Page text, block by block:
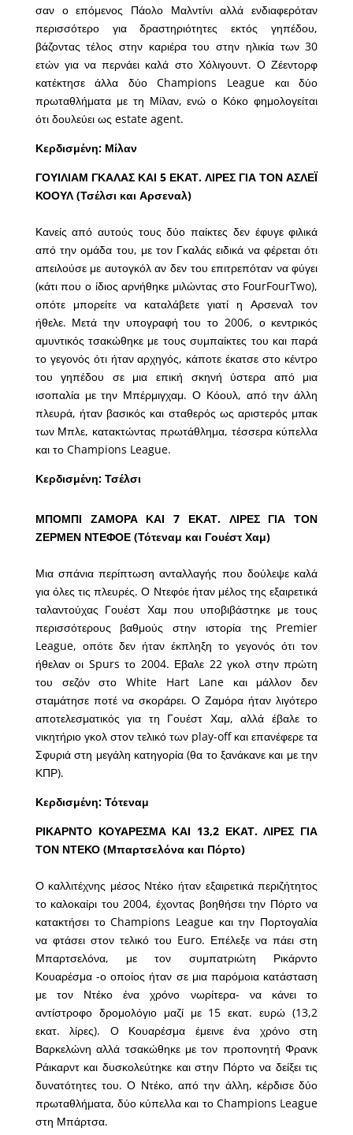
σαν ο επόμενος Πάολο Μαλντίνι αλλά ενδιαφερόταν
περισσότερο για δραστηριότητες εκτός γηπέδου,
βάζοντας τέλος στην καριέρα του στην ηλικία των 30
ετών για να περνάει καλά στο Χόλιγουντ. Ο Ζέεντορφ
κατέκτησε άλλα δύο Champions League και δύο
πρωταθλήματα με τη Μίλαν, ενώ ο Κόκο φημολογείται
ότι δουλεύει ως estate agent.
Κερδισμένη: Μίλαν
ΓΟΥΙΛΙΑΜ ΓΚΑΛΑΣ ΚΑΙ 5 ΕΚΑΤ. ΛΙΡΕΣ ΓΙΑ ΤΟΝ ΑΣΛΕΪ
ΚΟΟΥΛ (Τσέλσι και Αρσεναλ)
Κανείς από αυτούς τους δύο παίκτες δεν έφυγε φιλικά
από την ομάδα του, με τον Γκαλάς ειδικά να φέρεται ότι
απειλούσε με αυτογκόλ αν δεν του επιτρεπόταν να φύγει
(κάτι που ο ίδιος αρνήθηκε μιλώντας στο FourFourTwo),
οπότε μπορείτε να καταλάβετε γιατί η Αρσεναλ τον
ήθελε. Μετά την υπογραφή του το 2006, ο κεντρικός
αμυντικός τσακώθηκε με τους συμπαίκτες του και παρά
το γεγονός ότι ήταν αρχηγός, κάποτε έκατσε στο κέντρο
του γηπέδου σε μια επική σκηνή ύστερα από μια
ισοπαλία με την Μπέρμιγχαμ. Ο Κόουλ, από την άλλη
πλευρά, ήταν βασικός και σταθερός ως αριστερός μπακ
των Μπλε, κατακτώντας πρωτάθλημα, τέσσερα κύπελλα
και το Champions League.
Κερδισμένη: Τσέλσι
ΜΠΟΜΠΙ ΖΑΜΟΡΑ ΚΑΙ 7 ΕΚΑΤ. ΛΙΡΕΣ ΓΙΑ ΤΟΝ
ΖΕΡΜΕΝ ΝΤΕΦΟΕ (Τότεναμ και Γουέστ Χαμ)
Μια σπάνια περίπτωση ανταλλαγής που δούλεψε καλά
για όλες τις πλευρές. Ο Ντεφόε ήταν μέλος της εξαιρετικά
ταλαντούχας Γουέστ Χαμ που υποβιβάστηκε με τους
περισσότερους βαθμούς στην ιστορία της Premier
League, οπότε δεν ήταν έκπληξη το γεγονός ότι τον
ήθελαν οι Spurs το 2004. Εβαλε 22 γκολ στην πρώτη
του σεζόν στο White Hart Lane και μάλλον δεν
σταμάτησε ποτέ να σκοράρει. Ο Ζαμόρα ήταν λιγότερο
αποτελεσματικός για τη Γουέστ Χαμ, αλλά έβαλε το
νικητήριο γκολ στον τελικό των play-off και επανέφερε τα
Σφυριά στη μεγάλη κατηγορία (θα το ξανάκανε και με την
ΚΠΡ).
Κερδισμένη: Τότεναμ
ΡΙΚΑΡΝΤΟ ΚΟΥΑΡΕΣΜΑ ΚΑΙ 13,2 ΕΚΑΤ. ΛΙΡΕΣ ΓΙΑ
ΤΟΝ ΝΤΕΚΟ (Μπαρτσελόνα και Πόρτο)
Ο καλλιτέχνης μέσος Ντέκο ήταν εξαιρετικά περιζήτητος
το καλοκαίρι του 2004, έχοντας βοηθήσει την Πόρτο να
κατακτήσει το Champions League και την Πορτογαλία
να φτάσει στον τελικό του Euro. Επέλεξε να πάει στη
Μπαρτσελόνα, με τον συμπατριώτη Ρικάρντο
Κουαρέσμα -ο οποίος ήταν σε μια παρόμοια κατάσταση
με τον Ντέκο ένα χρόνο νωρίτερα- να κάνει το
αντίστροφο δρομολόγιο μαζί με 15 εκατ. ευρώ (13,2
εκατ. λίρες). Ο Κουαρέσμα έμεινε ένα χρόνο στη
Βαρκελώνη αλλά τσακώθηκε με τον προπονητή Φρανκ
Ράικαρντ και δυσκολεύτηκε και στην Πόρτο να δείξει τις
δυνατότητες του. Ο Ντέκο, από την άλλη, κέρδισε δύο
πρωταθλήματα, δύο κύπελλα και το Champions League
στη Μπάρτσα.